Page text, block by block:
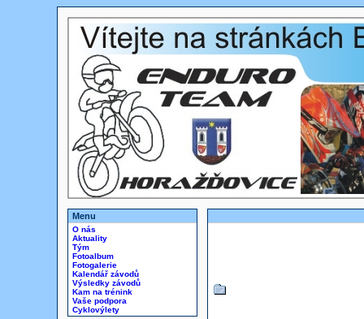
Menu
O nás
Aktuality
Tým
Fotoalbum
Fotogalerie
Kalendář závodů
Výsledky závodů
Kam na trénink
Vaše podpora
Cyklovýlety